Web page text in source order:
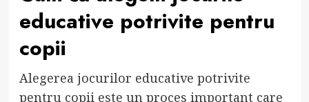
educative potrivite pentru
copii
Alegerea jocurilor educative potrivite
pentru copii este un proces important care